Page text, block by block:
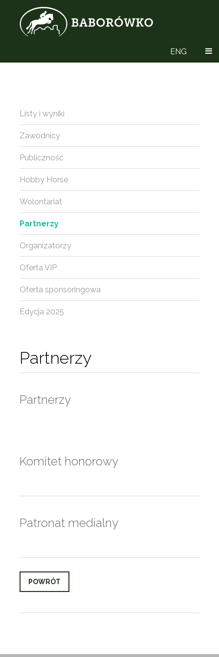
ENG
Partnerzy
Partnerzy
Komitet honorowy
Patronat medialny
POWRÓT
Listy i wyniki
Zawodnicy
Publiczność
Hobby Horse
Wolontariat
Partnerzy
Organizatorzy
Oferta VIP
Oferta sponsoringowa
Edycja 2025